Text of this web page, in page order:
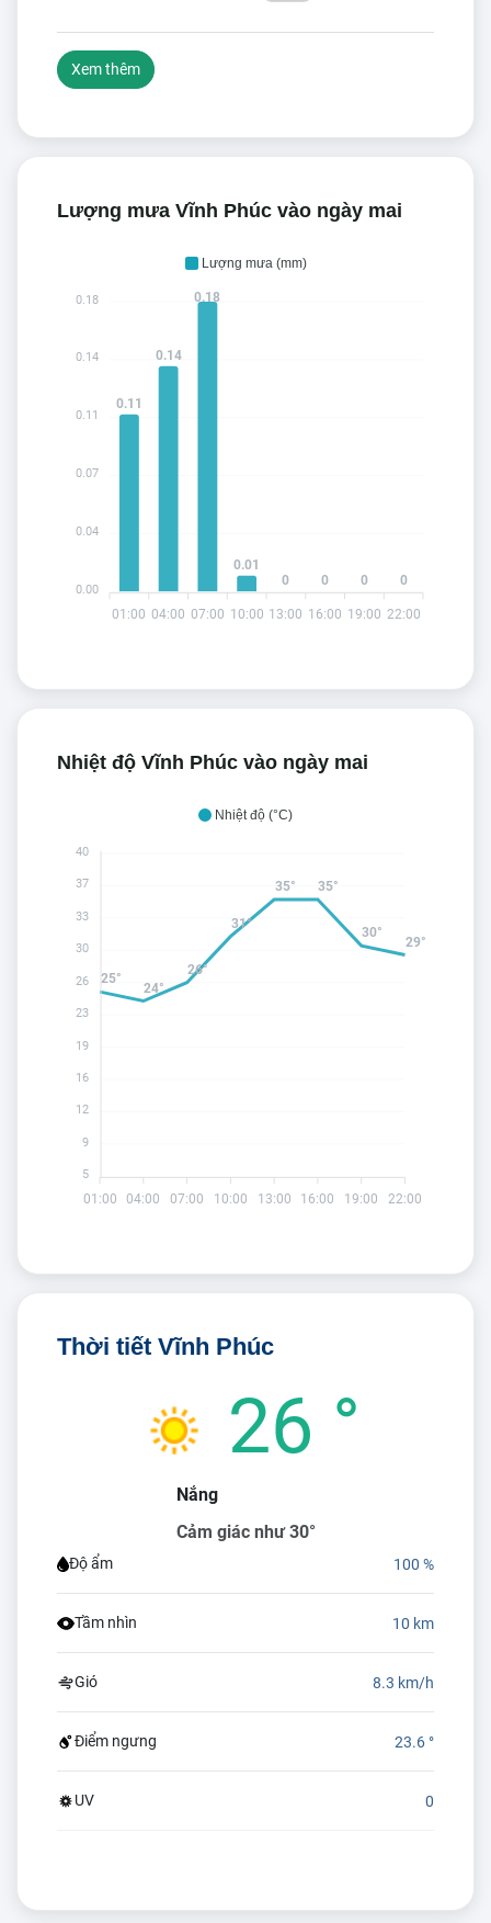
Xem thêm
Lượng mưa Vĩnh Phúc vào ngày mai
Lượng mưa (mm)
01:00 04:00 07:00 10:00 13:00 16:00 19:00 22:00
0.11
0.14
0.18
0.01
0
0 0 0
0.18
0.14
0.11
0.07
0.04
0.00
Nhiệt độ Vĩnh Phúc vào ngày mai
Nhiệt độ (°C)
01:00 04:00 07:00 10:00 13:00 16:00 19:00 22:00
25°
24°
26°
31°
35° 35°
30°
29°
40
37
33
30
26
23
19
16
12
9
5
Thời tiết Vĩnh Phúc
26 °
Nắng
Cảm giác như 30°
Độ ẩm 100 %
Tầm nhìn 10 km
Gió 8.3 km/h
Điểm ngưng 23.6 °
UV 0